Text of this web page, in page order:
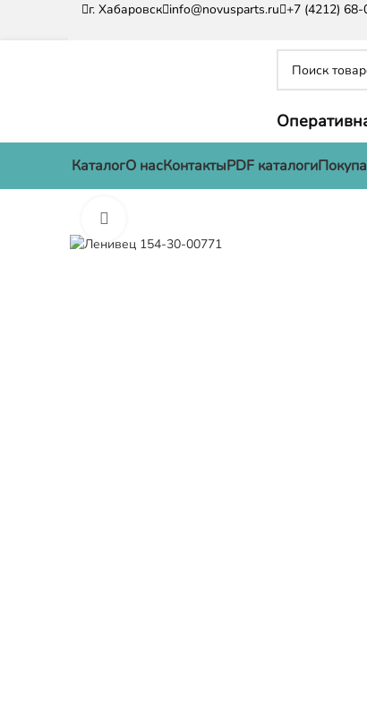
г. Хабаровск info@novusparts.ru +7 (4212)
КаталогО насКонтактыPDF каталоги